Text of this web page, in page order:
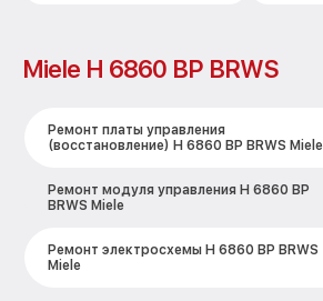
Miele H 6860 BP BRWS
Ремонт платы управления
(восстановление) H 6860 BP BRWS Miele
Ремонт модуля управления H 6860 BP
BRWS Miele
Ремонт электросхемы H 6860 BP BRWS
Miele